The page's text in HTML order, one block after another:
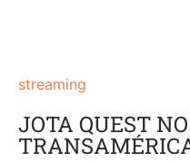
streaming
JOTA QUEST